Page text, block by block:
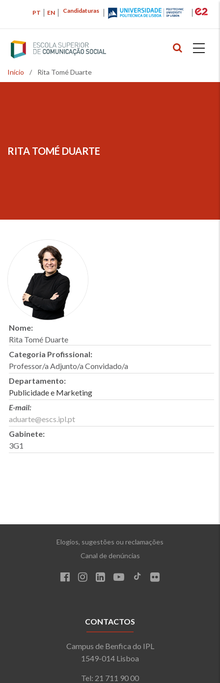
principal
Candidaturas
PT EN
Navegação
Início / Rita Tomé Duarte
RITA TOMÉ DUARTE
Nome:
Rita Tomé Duarte
Categoria Profissional:
Professor/a Adjunto/a Convidado/a
Departamento:
Publicidade e Marketing
E-mail:
aduarte@escs.ipl.pt
Gabinete:
3G1
Elogios, sugestões ou reclamações
Canal de denúncias
CONTACTOS
Campus de Benfica do IPL
1549-014 Lisboa
Tel: 21 711 90 00